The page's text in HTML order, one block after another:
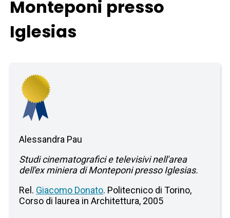
Monteponi presso
Iglesias
Alessandra Pau
Studi cinematografici e televisivi nell'area
dell'ex miniera di Monteponi presso Iglesias.
Rel. Giacomo Donato. Politecnico di Torino,
Corso di laurea in Architettura, 2005